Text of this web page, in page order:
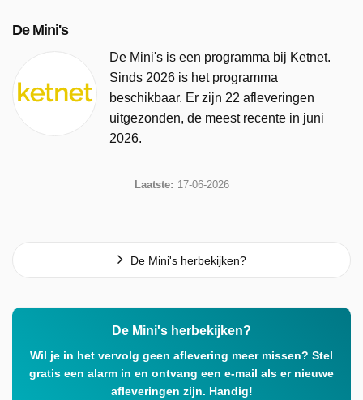
De Mini's
De Mini's is een programma bij Ketnet.
Sinds 2026 is het programma
beschikbaar. Er zijn 22 afleveringen
uitgezonden, de meest recente in juni
2026.
Laatste: 17-06-2026
De Mini's herbekijken?
De Mini's herbekijken?
Wil je in het vervolg geen aflevering meer missen? Stel
gratis een alarm in en ontvang een e-mail als er nieuwe
afleveringen zijn. Handig!